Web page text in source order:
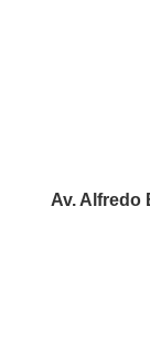
Av. Alfredo